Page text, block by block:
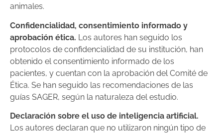
animales.
Confidencialidad, consentimiento informado y
aprobación ética. Los autores han seguido los
protocolos de confidencialidad de su institución, han
obtenido el consentimiento informado de los
pacientes, y cuentan con la aprobación del Comité de
Ética. Se han seguido las recomendaciones de las
guías SAGER, según la naturaleza del estudio.
Declaración sobre el uso de inteligencia artificial.
Los autores declaran que no utilizaron ningún tipo de